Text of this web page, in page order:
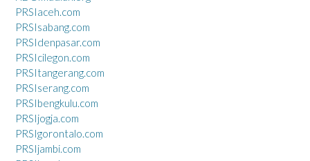
PRSIaceh.com
PRSIsabang.com
PRSIdenpasar.com
PRSIcilegon.com
PRSItangerang.com
PRSIserang.com
PRSIbengkulu.com
PRSIjogja.com
PRSIgorontalo.com
PRSIjambi.com